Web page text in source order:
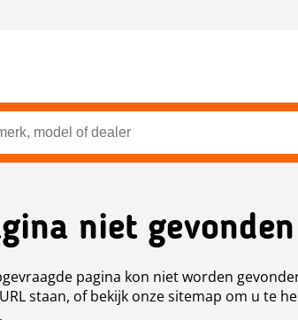
niet gevonden
pagina kon niet worden
staan, of bekijk onze sitemap om u te